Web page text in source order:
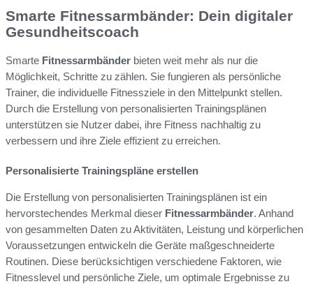
Smarte Fitnessarmbänder: Dein digitaler
Gesundheitscoach
Smarte Fitnessarmbänder bieten weit mehr als nur die
Möglichkeit, Schritte zu zählen. Sie fungieren als persönliche
Trainer, die individuelle Fitnessziele in den Mittelpunkt stellen.
Durch die Erstellung von personalisierten Trainingsplänen
unterstützen sie Nutzer dabei, ihre Fitness nachhaltig zu
verbessern und ihre Ziele effizient zu erreichen.
Personalisierte Trainingspläne erstellen
Die Erstellung von personalisierten Trainingsplänen ist ein
hervorstechendes Merkmal dieser Fitnessarmbänder. Anhand
von gesammelten Daten zu Aktivitäten, Leistung und körperlichen
Voraussetzungen entwickeln die Geräte maßgeschneiderte
Routinen. Diese berücksichtigen verschiedene Faktoren, wie
Fitnesslevel und persönliche Ziele, um optimale Ergebnisse zu